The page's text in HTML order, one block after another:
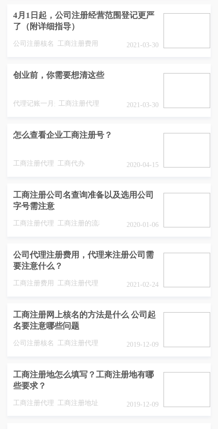
4月1日起，公司注册经营范围登记更严
了（附详细指导）
公司注册核名 工商注册费用 2021-03-30
创业前，你需要想清这些
代理记账一月多钱工商注册代理 2021-03-30
怎么查看企业工商注册号？
工商注册代理 工商代办 2020-04-15
工商注册公司名查询准备以及选用公司
字号需注意
工商注册代理 工商注册的流程 2020-01-06
公司代理注册费用，代理来注册公司需
要注意什么？
工商注册费用 工商注册代理 2021-02-24
工商注册网上核名的方法是什么 公司起
名要注意哪些问题
公司注册核名 工商注册代理 2019-12-09
工商注册地怎么填写？工商注册地有哪
些要求？
工商注册代理 工商注册地址 2019-12-09